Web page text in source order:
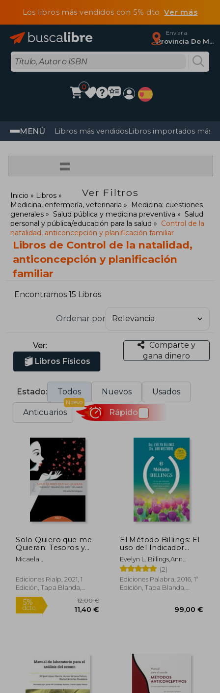
Los libros más vendidos con 5% dtoVer más
Enviar a
Provincia De Madrid
0
MENÚ Libros más vendidosLibros importados más
=
Ver Filtros
Inicio
Libros
Medicina, enfermería, veterinaria
Medicina: cuestiones
generales
Salud pública y medicina preventiva
Salud
personal y pública/educación para la salud
Control de la
natalidad, anticoncepción y planificación familiar
Libros de Control de la natalidad,
anticoncepción y planificación
familiar
Encontramos 15 Libros
Ordenar por
Ver:
Libros Físicos
Comparte y
gana dinero
Estado: Todos Nuevos Usados
Anticuarios
Nuevo
Rápido
Solo Quiero que me
Quieran: Tesoros y
Trampas del Sexo y el
Amor (Claves)
Micaela
Carre&Ntilde;O
Ediciones Rialp, 2021, 1
Edición, Tapa Blanda,
Nuevo
dcto. 11,40 €
El Método Billings: El
uso del Indicador
Natural de la
Fertilidad Para Lograr
o Evitar el Embarazo
Evelyn L. Billings,Ann
Westmore,Pam Brewster
(2)
Ediciones Palabra, 2016, 1ª
Edición, Tapa Blanda,